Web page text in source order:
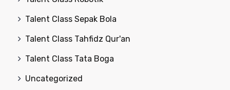
Talent Class Sepak Bola
Talent Class Tahfidz Qur'an
Talent Class Tata Boga
Uncategorized